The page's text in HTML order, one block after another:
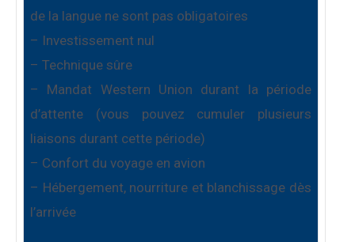
de la langue ne sont pas obligatoires
– Investissement nul
– Technique sûre
– Mandat Western Union durant la période
d’attente (vous pouvez cumuler plusieurs
liaisons durant cette période)
– Confort du voyage en avion
– Hébergement, nourriture et blanchissage dès
l’arrivée